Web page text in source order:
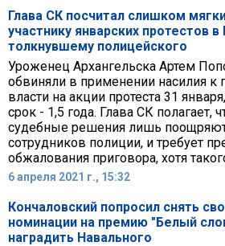
Глава СК посчитал слишком
участнику январских протестов
толкнувшему полицейского
Уроженец Архангельска Артем
обвиняли в применении насилия к
власти на акции протеста 31
срок - 1,5 года. Глава СК полагает,
судебные решения лишь
сотрудников полиции, и требует
обжалования приговора, хотя
6 апреля 2021 г., 15:32
Кончаловский попросил снять
номинации на премию "Белый
наградить Навального